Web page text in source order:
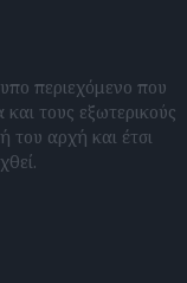
περιεχόμενο που
τους εξωτερικούς
του αρχή και έτσι